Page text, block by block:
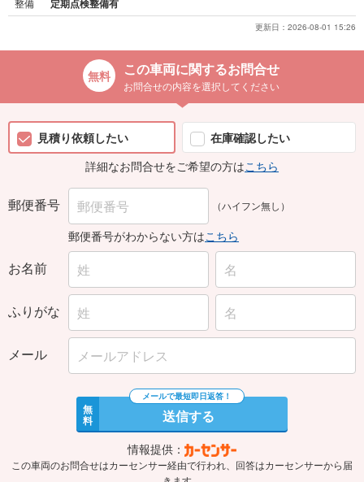
お問合せの内容を選択してください
詳細なお問合せをご希望の方はこちら
郵便番号がわからない方は こちら
料 送信する
情報提供：
きます。